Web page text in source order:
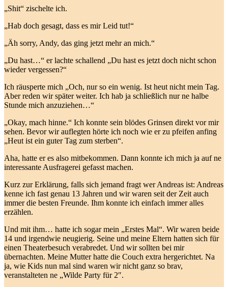
„Shit“ zischelte ich.
„Hab doch gesagt, dass es mir Leid tut!“
„Äh sorry, Andy, das ging jetzt mehr an mich.“
„Du hast…“ er lachte schallend „Du hast es jetzt doch nicht schon
wieder vergessen?“
Ich räusperte mich „Och, nur so ein wenig. Ist heut nicht mein Tag.
Aber reden wir später weiter. Ich hab ja schließlich nur ne halbe
Stunde mich anzuziehen…“
„Okay, mach hinne.“ Ich konnte sein blödes Grinsen direkt vor mir
sehen. Bevor wir auflegten hörte ich noch wie er zu pfeifen anfing
„Heut ist ein guter Tag zum sterben“.
Aha, hatte er es also mitbekommen. Dann konnte ich mich ja auf ne
interessante Ausfragerei gefasst machen.
Kurz zur Erklärung, falls sich jemand fragt wer Andreas ist: Andreas
kenne ich fast genau 13 Jahren und wir waren seit der Zeit auch
immer die besten Freunde. Ihm konnte ich einfach immer alles
erzählen.
Und mit ihm… hatte ich sogar mein „Erstes Mal“. Wir waren beide
14 und irgendwie neugierig. Seine und meine Eltern hatten sich für
einen Theaterbesuch verabredet. Und wir sollten bei mir
übernachten. Meine Mutter hatte die Couch extra hergerichtet. Na
ja, wie Kids nun mal sind waren wir nicht ganz so brav,
veranstalteten ne „Wilde Party für 2″.